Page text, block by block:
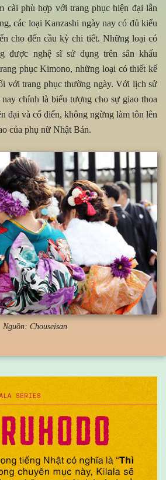
cài phù hợp với trang phục hiện đại lẫn
các loại Kanzashi ngày nay có đủ kiểu
cho đến cầu kỳ chi tiết. Những loại có
được nghệ sĩ sử dụng trên sân khấu
phục Kimono, những loại có thiết kể
với trang phục thường ngày. Với lịch sử
chính là biểu tượng cho sự giao thoa
đại và cổ điển, không ngừng làm tôn lên
của phụ nữ Nhật Bản.
Nguồn: Chouseisan